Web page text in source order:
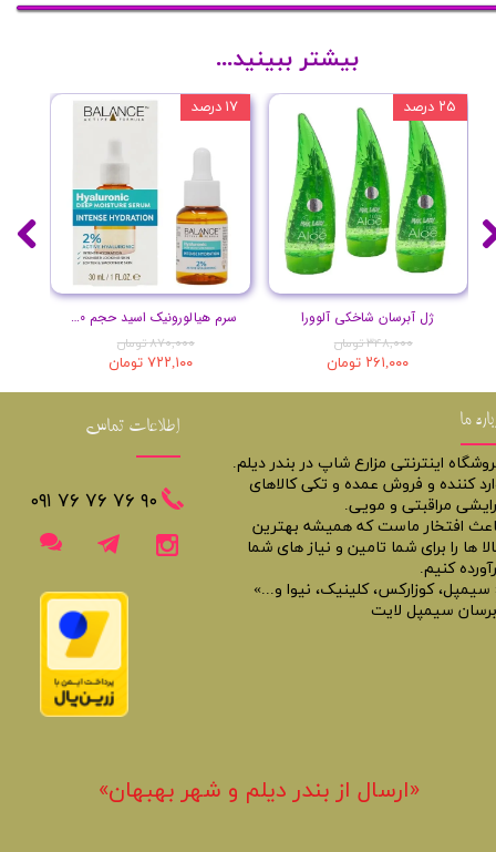
سرم هیالورونیک اسید حجم 30 میلی لیتر
۸۷۰,۰۰۰ تومان
۷۲۲,۱۰۰ تومان
۱۷ درصد
ژل آبرسان شاخکی آلوورا
۳۴۸,۰۰۰ تومان
۲۶۱,۰۰۰ تومان
۲۵ درصد
بیشتر ببینید...
ما
اینترنتی مزارع شاپ در بندر دیلم.
کننده و فروش عمده و تکی کالاهای
مراقبتی و مویی.
افتخار ماست که همیشه بهترین
ها را برای شما تامین و نیاز های شما
کنیم.
سیمپل، کوزارکس، کلینیک، نیوا و...»
سیمپل لایت
اطلاعات تماس
​​٩٠ ٧۶ ٧۶ ٧۶ ٠٩١
«​ارسال از بندر دیلم و شهر بهبهان»